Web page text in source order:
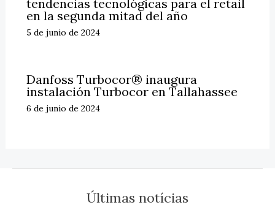
tendencias tecnológicas para el retail
en la segunda mitad del año
5 de junio de 2024
Danfoss Turbocor® inaugura
instalación Turbocor en Tallahassee
6 de junio de 2024
Últimas notícias